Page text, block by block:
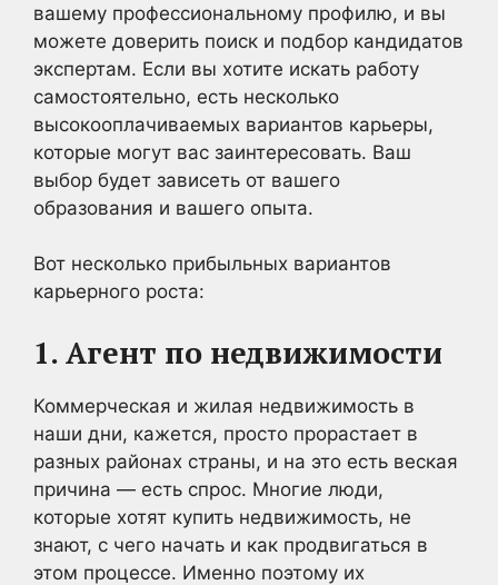
вашему профессиональному профилю, и вы
можете доверить поиск и подбор кандидатов
экспертам. Если вы хотите искать работу
самостоятельно, есть несколько
высокооплачиваемых вариантов карьеры,
которые могут вас заинтересовать. Ваш
выбор будет зависеть от вашего
образования и вашего опыта.
Вот несколько прибыльных вариантов
карьерного роста:
1. Агент по недвижимости
Коммерческая и жилая недвижимость в
наши дни, кажется, просто прорастает в
разных районах страны, и на это есть веская
причина — есть спрос. Многие люди,
которые хотят купить недвижимость, не
знают, с чего начать и как продвигаться в
этом процессе. Именно поэтому их